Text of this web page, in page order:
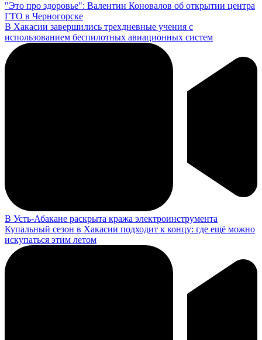
"Это про здоровье": Валентин Коновалов об открытии центра
ГТО в Черногорске
В Хакасии завершились трехдневные учения с
использованием беспилотных авиационных систем
В Усть-Абакане раскрыта кража электроинструмента
Купальный сезон в Хакасии подходит к концу: где ещё можно
искупаться этим летом